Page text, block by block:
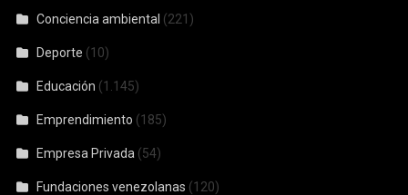
Conciencia ambiental (221)
Deporte (10)
Educación (1.145)
Emprendimiento (185)
Empresa Privada (54)
Fundaciones venezolanas (120)